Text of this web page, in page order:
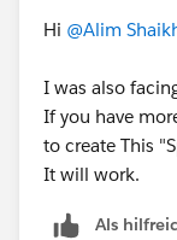
Hi @Alim
I was also
If you have
to create This
It will work.
Als